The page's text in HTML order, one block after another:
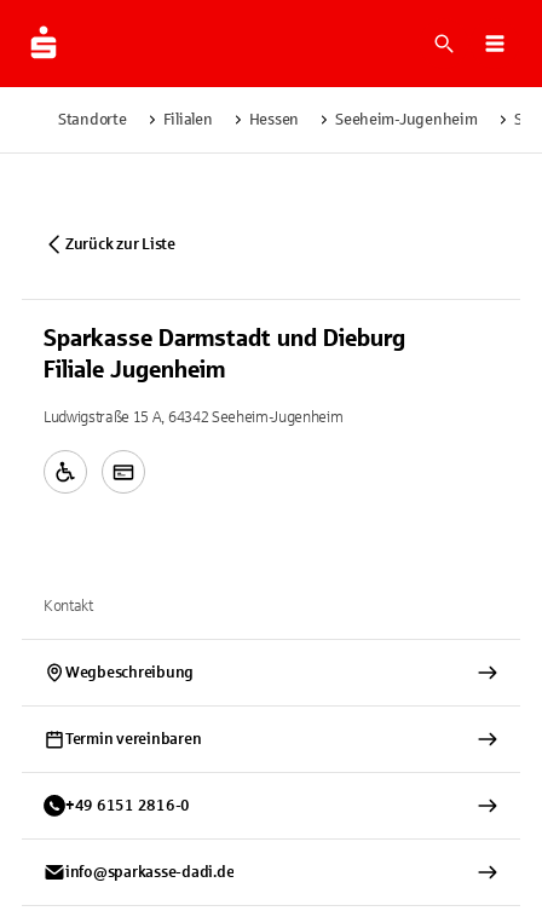
Suche
Standorte Filialen Hessen Seeheim-Jugenheim
Zurück zur Liste
Sparkasse Darmstadt und Dieburg
Filiale Jugenheim
Ludwigstraße 15 A, 64342 Seeheim-Jugenheim
Kontakt
Wegbeschreibung
Termin vereinbaren
+49 6151 2816-0
info@sparkasse-dadi.de